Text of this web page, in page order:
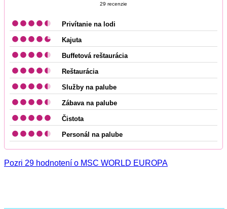
29 recenzie
Privítanie na lodi
Kajuta
Buffetová reštaurácia
Reštaurácia
Služby na palube
Zábava na palube
Čistota
Personál na palube
Pozri 29 hodnotení o MSC WORLD EUROPA